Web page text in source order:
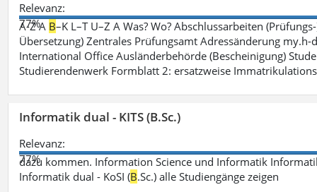
Relevanz:
77%
A-Z A B–K L–T U–Z A Was? Wo? Abschlussarbeiten
Übersetzung) Zentrales Prüfungsamt Adressänderung
International Office Ausländerbehörde (Bescheinigung)
Studierendenwerk Formblatt 2: ersatzweise
Informatik dual - KITS (B.Sc.)
Relevanz:
77%
dazu kommen. Information Science und Informatik
Informatik dual - KoSI (B.Sc.) alle Studiengänge zeigen